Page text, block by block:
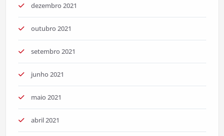
dezembro 2021
outubro 2021
setembro 2021
junho 2021
maio 2021
abril 2021